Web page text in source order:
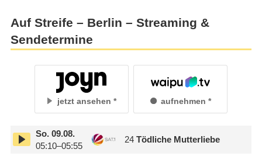
Auf Streife – Berlin – Streaming &
Sendetermine
jetzt ansehen aufnehmen
So.09.08.
05:10–05:55
24 Tödliche Mutterliebe